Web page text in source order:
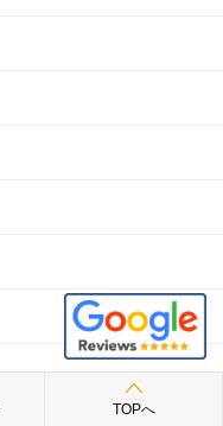
TOPへ